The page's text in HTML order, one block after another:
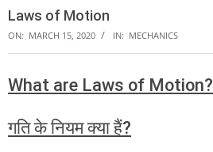
Laws of Motion
ON: MARCH 15, 2020 IN: MECHANICS
What are Laws of Motion?
गति के नियम क्या हैं?